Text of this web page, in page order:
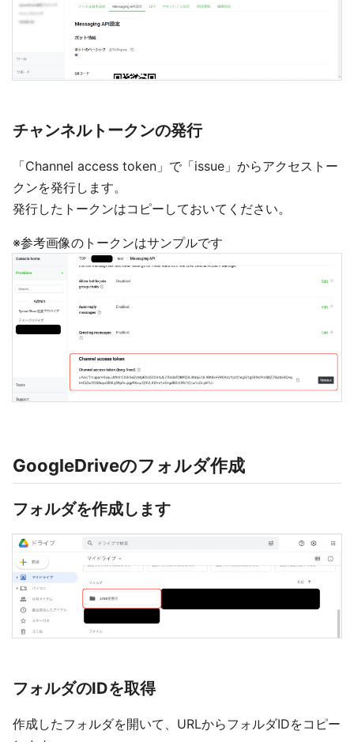
チャンネルトークンの発行
「Channel access token」で「issue」からアクセストー
クンを発行します。
発行したトークンはコピーしておいてください。
※参考画像のトークンはサンプルです
GoogleDriveのフォルダ作成
フォルダを作成します
フォルダのIDを取得
作成したフォルダを開いて、URLからフォルダIDをコピー